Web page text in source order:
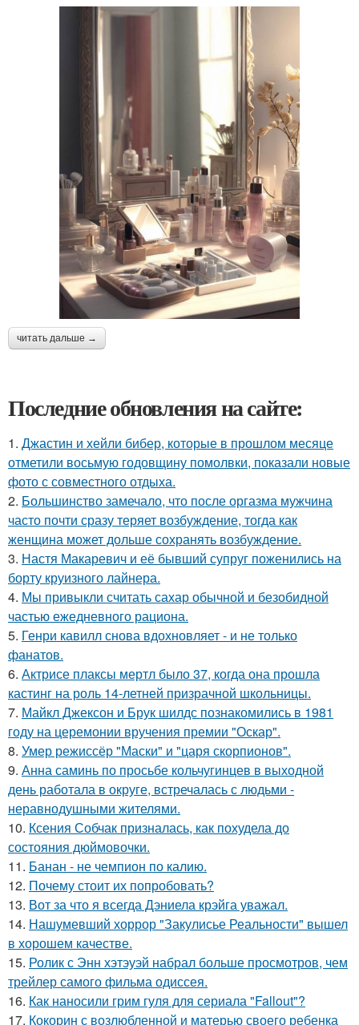
читать дальше →
Последние обновления на сайте:
1. Джастин и хейли бибер, которые в прошлом месяце
отметили восьмую годовщину помолвки, показали новые
фото с совместного отдыха.
2. Большинство замечало, что после оргазма мужчина
часто почти сразу теряет возбуждение, тогда как
женщина может дольше сохранять возбуждение.
3. Настя Макаревич и её бывший супруг поженились на
борту круизного лайнера.
4. Мы привыкли считать сахар обычной и безобидной
частью ежедневного рациона.
5. Генри кавилл снова вдохновляет - и не только
фанатов.
6. Актрисе плаксы мертл было 37, когда она прошла
кастинг на роль 14-летней призрачной школьницы.
7. Майкл Джексон и Брук шилдс познакомились в 1981
году на церемонии вручения премии "Оскар".
8. Умер режиссёр "Маски" и "царя скорпионов".
9. Анна саминь по просьбе кольчугинцев в выходной
день работала в округе, встречалась с людьми -
неравнодушными жителями.
10. Ксения Собчак призналась, как похудела до
состояния дюймовочки.
11. Банан - не чемпион по калию.
12. Почему стоит их попробовать?
13. Вот за что я всегда Дэниела крэйга уважал.
14. Нашумевший хоррор "Закулисье Реальности" вышел
в хорошем качестве.
15. Ролик с Энн хэтэуэй набрал больше просмотров, чем
трейлер самого фильма одиссея.
16. Как наносили грим гуля для сериала "Fallout"?
17. Кокорин с возлюбленной и матерью своего ребенка